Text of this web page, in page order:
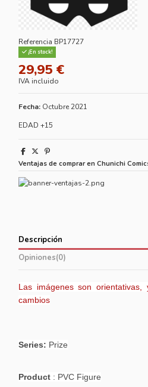
Referencia BP17727
¡En stock!
29,95 €
IVA incluido
Fecha: Octubre 2021
EDAD +15
Ventajas de comprar en Chunichi
Descripción
Opiniones(0)
Las imágenes son
cambios
Series: Prize
Product : PVC Figure